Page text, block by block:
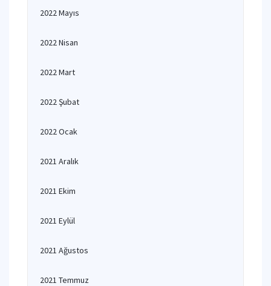
2022 Mayıs
2022 Nisan
2022 Mart
2022 Şubat
2022 Ocak
2021 Aralık
2021 Ekim
2021 Eylül
2021 Ağustos
2021 Temmuz